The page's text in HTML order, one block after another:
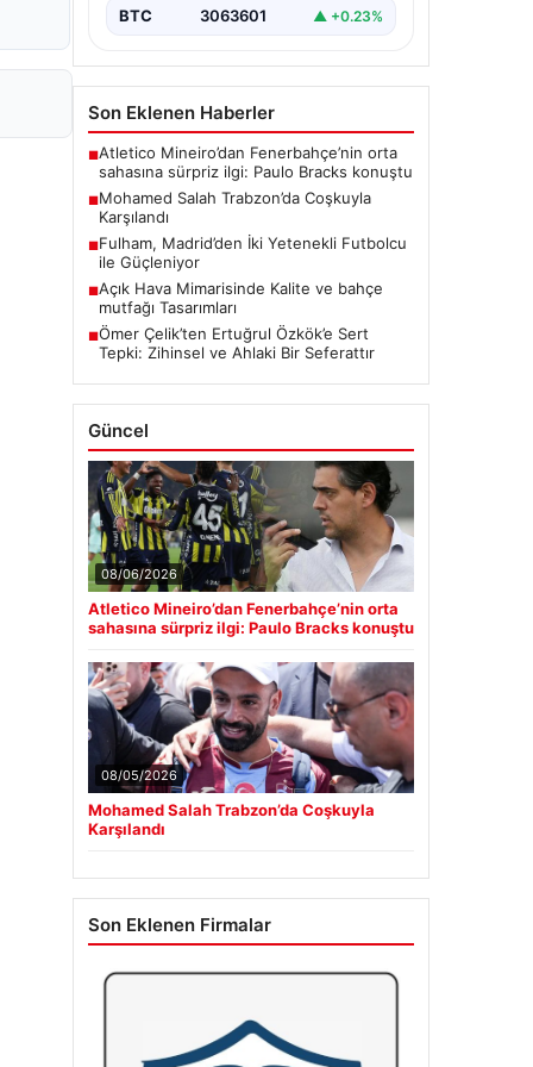
BTC 3063601 ▲ +0.23%
Son Eklenen Haberler
■Atletico Mineiro’dan Fenerbahçe’nin orta
sahasına sürpriz ilgi: Paulo Bracks konuştu
■Mohamed Salah Trabzon’da Coşkuyla
Karşılandı
■Fulham, Madrid’den İki Yetenekli Futbolcu
ile Güçleniyor
■Açık Hava Mimarisinde Kalite ve bahçe
mutfağı Tasarımları
■Ömer Çelik’ten Ertuğrul Özkök’e Sert
Tepki: Zihinsel ve Ahlaki Bir Seferattır
Güncel
08/06/2026
Atletico Mineiro’dan Fenerbahçe’nin orta
sahasına sürpriz ilgi: Paulo Bracks konuştu
08/05/2026
Mohamed Salah Trabzon’da Coşkuyla
Karşılandı
Son Eklenen Firmalar